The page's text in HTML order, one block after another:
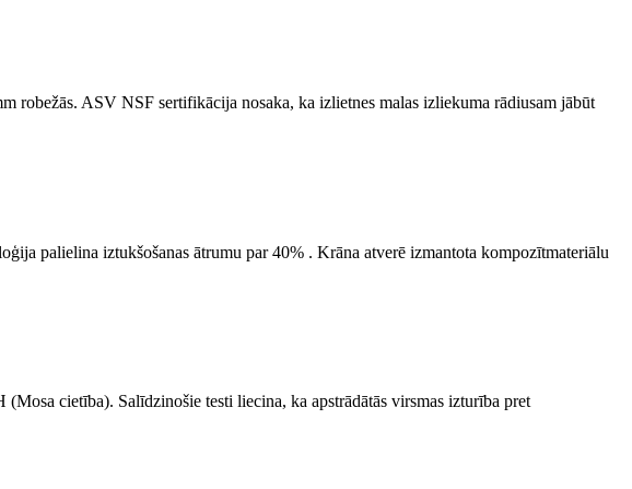
robežās. ASV NSF sertifikācija nosaka, ka izlietnes malas izliekuma rādiusam jābūt
palielina iztukšošanas ātrumu par 40% . Krāna atverē izmantota kompozītmateriālu
cietība). Salīdzinošie testi liecina, ka apstrādātās virsmas izturība pret